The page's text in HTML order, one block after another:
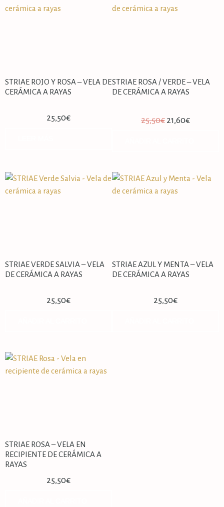
STRIAE ROJO Y ROSA – VELA DE
CERÁMICA A RAYAS
25,50€
STRIAE ROSA / VERDE – VELA
DE CERÁMICA A RAYAS
25,50€ 21,60€
STRIAE VERDE SALVIA – VELA
DE CERÁMICA A RAYAS
25,50€
STRIAE AZUL Y MENTA – VELA
DE CERÁMICA A RAYAS
25,50€
STRIAE ROSA – VELA EN
RECIPIENTE DE CERÁMICA A
RAYAS
25,50€